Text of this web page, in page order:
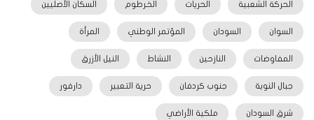
الحركة الشعبية الحريات الخرطوم السكان الأصليين
السوان السودان المؤتمر الوطني المرأة
المفاوضات النازحين النشاط النيل الأزرق
جبال النوبة جنوب كردفان حرية التعبير دارفور
شرق السودان ملكية الأراضي